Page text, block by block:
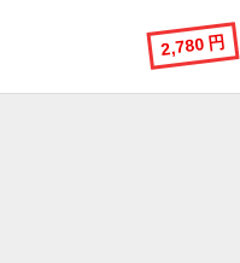
2,780 円